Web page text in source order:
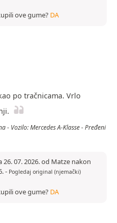
ove gume? DA
po tračnicama. Vrlo
- Vozilo: Mercedes A-Klasse - Pređeni
07. 2026. od Matze nakon
- Pogledaj original (njemački)
ove gume? DA